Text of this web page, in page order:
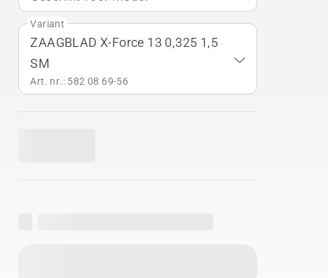
Variant
ZAAGBLAD X-Force 13 0,325 1,5
SM
Art. nr.: 582 08 69‑56